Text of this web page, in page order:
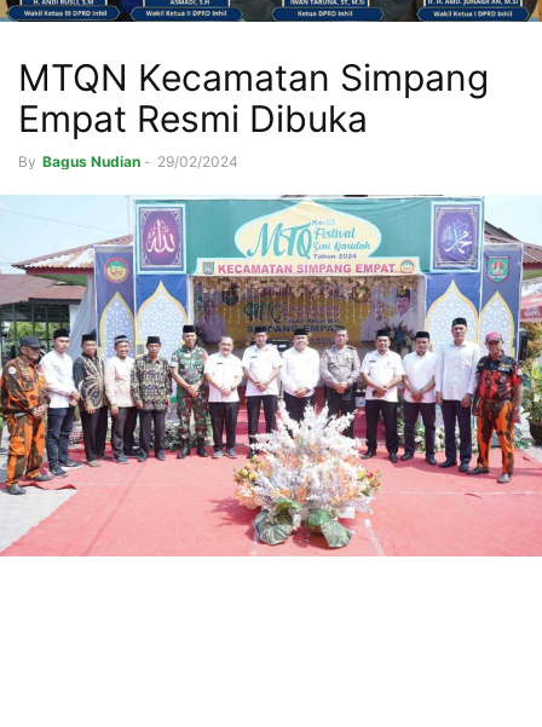
MTQN Kecamatan Simpang
Empat Resmi Dibuka
By Bagus Nudian - 29/02/2024